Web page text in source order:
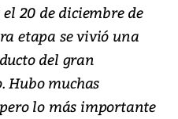
20 de diciembre de
etapa se vivió una
del gran
Hubo muchas
lo más importante